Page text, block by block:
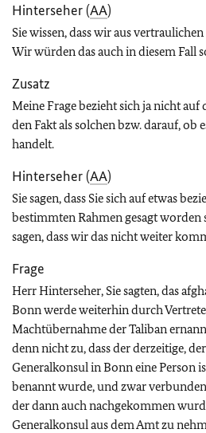
Hinterseher (AA)
Sie wissen, dass wir aus
Wir würden das auch in diesem Fall
Zusatz
Meine Frage bezieht sich ja nicht auf
den Fakt als solchen bzw. darauf, ob
handelt.
Hinterseher (AA)
Sie sagen, dass Sie sich auf etwas
bestimmten Rahmen gesagt worden
sagen, dass wir das nicht weiter
Frage
Herr Hinterseher, Sie sagten, das
Bonn werde weiterhin durch
Machtübernahme der Taliban
denn nicht zu, dass der derzeitige,
Generalkonsul in Bonn eine Person
benannt wurde, und zwar
der dann auch nachgekommen
Generalkonsul aus dem Amt zu